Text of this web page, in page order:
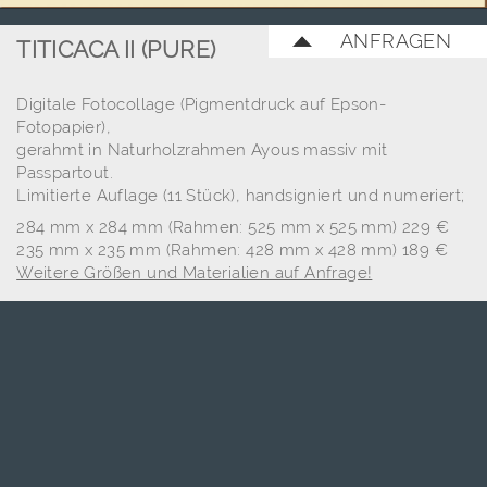
ANFRAGEN
TITICACA II (PURE)
Digitale Fotocollage (Pigmentdruck auf Epson-
Fotopapier),
gerahmt in Naturholzrahmen Ayous massiv mit
Passpartout.
Limitierte Auflage (11 Stück), handsigniert und numeriert;
284 mm x 284 mm (Rahmen: 525 mm x 525 mm) 229 €
235 mm x 235 mm (Rahmen: 428 mm x 428 mm) 189 €
Weitere Größen und Materialien auf Anfrage!